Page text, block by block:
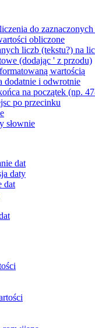
do
obliczone
liczb (tekstu?) na
(dodając ' z przodu)
wartością
dodatnie i odwrotnie
na początek (np.
po przecinku
słownie
dat
daty
dat